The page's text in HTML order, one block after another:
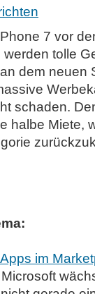
7 vor
tolle
dem neuen
schaden.
halbe Miete,
im